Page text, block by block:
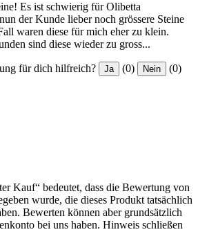
Es ist schwierig für Olibetta
der Kunde lieber noch grössere Steine
waren diese für mich eher zu klein.
sind diese wieder zu gross...
für dich hilfreich? Ja (0) Nein (0)
Kauf“ bedeutet, dass die Bewertung von
wurde, die dieses Produkt tatsächlich
Bewerten können aber grundsätzlich
bei uns haben. Hinweis schließen